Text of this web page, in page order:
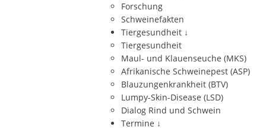
Forschung
Schweinefakten
Tiergesundheit ↓
Tiergesundheit
Maul- und Klauenseuche (MKS)
Afrikanische Schweinepest (ASP)
Blauzungenkrankheit (BTV)
Lumpy-Skin-Disease (LSD)
Dialog Rind und Schwein
Termine ↓